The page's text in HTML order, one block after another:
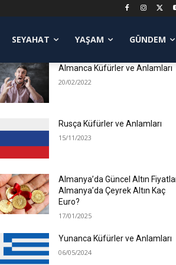
SEYAHAT YAŞAM GÜNDEM
POPÜLER YAZILAR
Almanca Küfürler ve Anlamları
20/02/2022
Rusça Küfürler ve Anlamları
15/11/2023
Almanya’da Güncel Altın
Almanya’da Çeyrek Altın Kaç
Euro?
17/01/2025
Yunanca Küfürler ve Anlamları
06/05/2024